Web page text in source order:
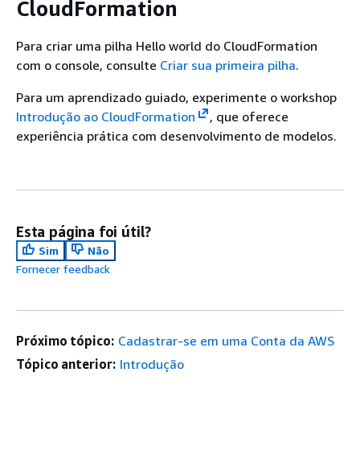
CloudFormation
Para criar uma pilha Hello world do CloudFormation
com o console, consulte Criar sua primeira pilha.
Para um aprendizado guiado, experimente o workshop
Introdução ao CloudFormation
, que oferece
experiência prática com desenvolvimento de modelos.
Esta página foi útil?
Sim
Não
Fornecer feedback
Próximo tópico: Cadastrar-se em uma Conta da AWS
Tópico anterior: Introdução